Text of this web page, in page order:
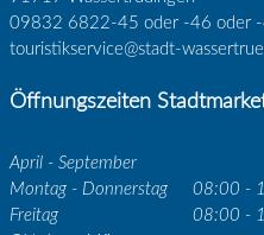
09832 6822-45 oder -46 oder
touristikservice@stadt-
Öffnungszeiten
April - September
Montag - Donnerstag
08:00 -
Freitag
08:00 -